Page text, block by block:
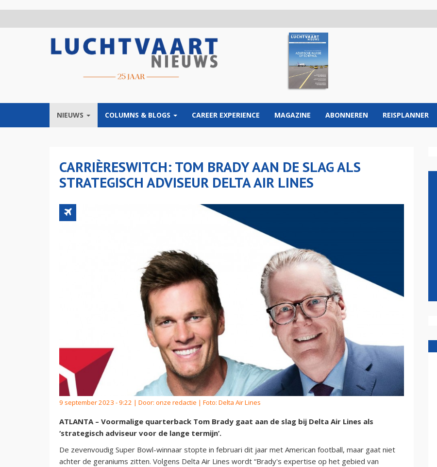
NIEUWS COLUMNS & BLOGS CAREER EXPERIENCE MAGAZINE ABONNEREN REISPLANNER
CARRIÈRESWITCH: TOM BRADY AAN DE SLAG ALS
STRATEGISCH ADVISEUR DELTA AIR LINES
9 september 2023 - 9:22 | Door: onze redactie | Foto: Delta Air Lines
ATLANTA – Voormalige quarterback Tom Brady gaat aan de slag bij Delta Air Lines als
‘strategisch adviseur voor de lange termijn’.
De zevenvoudig Super Bowl-winnaar stopte in februari dit jaar met American football, maar gaat niet
achter de geraniums zitten. Volgens Delta Air Lines wordt “Brady's expertise op het gebied van